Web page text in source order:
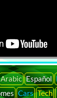
Arabic Español
Cars Tech